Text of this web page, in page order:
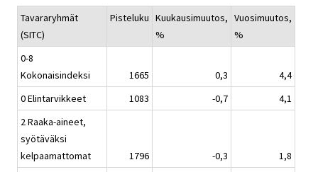
Tavararyhmät
(SITC)
Pisteluku Kuukausimuutos,
%
Vuosimuutos,
%
0-8
Kokonaisindeksi
1665 0,3
4,4
0 Elintarvikkeet
1083 -0,7
4,1
2 Raaka-aineet,
syötäväksi
kelpaamattomat
1796 -0,3
1,8